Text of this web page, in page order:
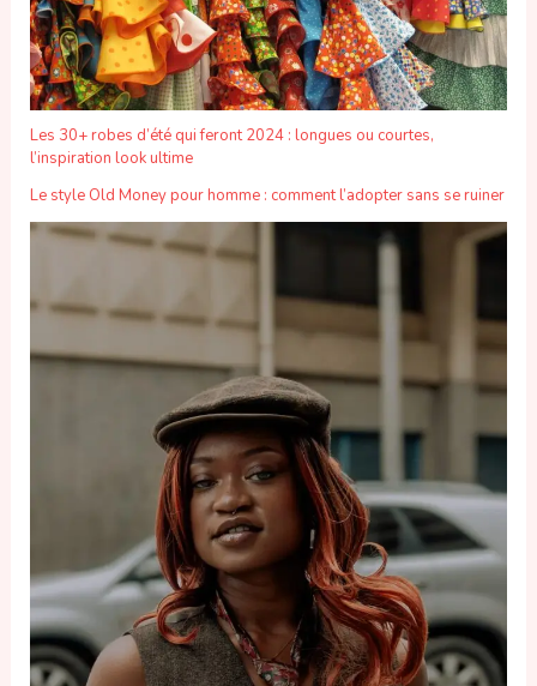
Les 30+ robes d’été qui feront 2024 : longues ou courtes,
l’inspiration look ultime
Le style Old Money pour homme : comment l’adopter sans se ruiner